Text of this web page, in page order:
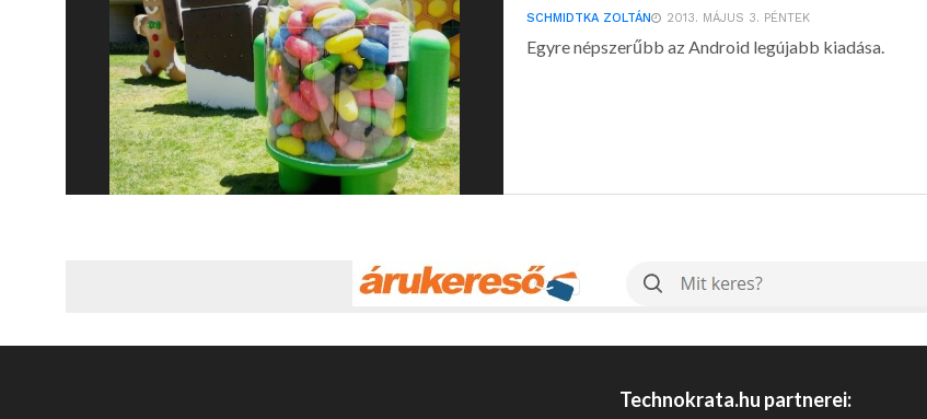
SCHMIDTKA ZOLTÁN 2013. MÁJUS 3. PÉNTEK
Egyre népszerűbb az Android legújabb kiadása.
Technokrata.hu partnerei: